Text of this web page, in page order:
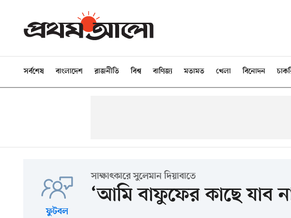
সর্বশেষ বাংলাদেশ রাজনীতি বিশ্ব বাণিজ্য মতামত খেলা বিনোদন
ফুটবল
সাক্ষাৎকারে সুলেমান দিয়াবাতে
‘আমি বাফুফের কাছে যাব